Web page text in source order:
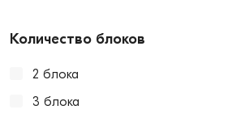
Количество блоков
2 блока
3 блока